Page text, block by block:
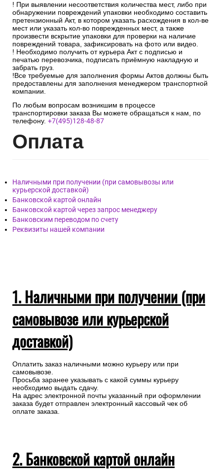
! При выявлении несоответствия количества мест, либо при
обнаружении повреждений упаковки необходимо составить
претензионный Акт, в котором указать расхождения в кол-ве
мест или указать кол-во поврежденных мест, а также
произвести вскрытие упаковки для проверки на наличие
повреждений товара, зафиксировать на фото или видео.
! Необходимо получить от курьера Акт с подписью и
печатью перевозчика, подписать приёмную накладную и
забрать груз.
!Все требуемые для заполнения формы Актов должны быть
предоставлены для заполнения менеджером транспортной
компании.
По любым вопросам возникшим в процессе
транспортировки заказа Вы можете обращаться к нам, по
телефону. +7(495)128-48-87
Оплата
Наличными при получении (при самовывозы или
курьерской доставкой)
Банковской картой онлайн
Банковской картой через запрос менеджеру
Банковским переводом по счету
Реквизиты нашей компании
1. Наличными при получении (при
самовывозе или курьерской
доставкой)
Оплатить заказ наличными можно курьеру или при
самовывозе.
Просьба заранее указывать с какой суммы курьеру
необходимо выдать сдачу.
На адрес электронной почты указанный при оформлении
заказа будет отправлен электронный кассовый чек об
оплате заказа.
2. Банковской картой онлайн